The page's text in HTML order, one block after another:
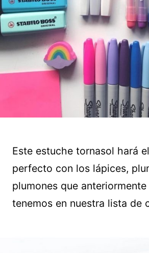
Este estuche tornasol hará
perfecto con los lápices,
plumones que
tenemos en nuestra lista de